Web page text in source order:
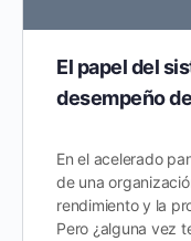
El papel del
desempeño
En el acelerado
de una
rendimiento y la
Pero ¿alguna vez